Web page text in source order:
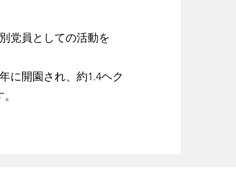
党員としての活動を
に開園され、約1.4ヘク